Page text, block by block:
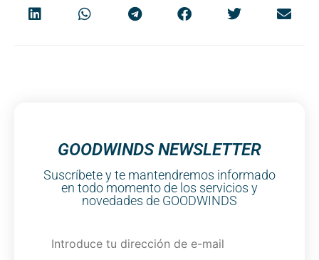
GOODWINDS NEWSLETTER
Suscríbete y te mantendremos informado
en todo momento de los servicios y
novedades de GOODWINDS